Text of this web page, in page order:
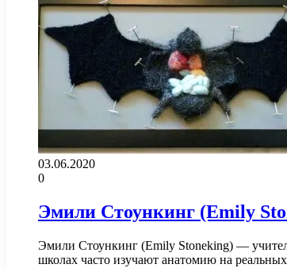
03.06.2020
0
Эмили Стоункинг (Emily
Эмили Стоункинг (Emily Stoneking) —
школах часто изучают анатомию на